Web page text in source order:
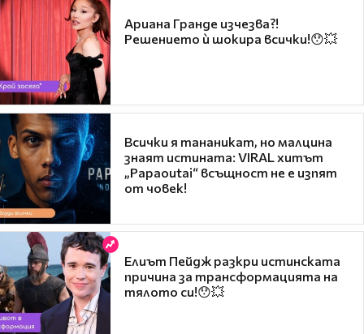
Ариана Гранде изчезва?!
Решението ѝ шокира всички!😯💥
Всички я тананикат, но малцина
знаят истината: VIRAL хитът
„Papaoutai“ всъщност не е изпят
от човек!
Елиът Пейдж разкри истинската
причина за трансформацията на
тялото си!😯💥